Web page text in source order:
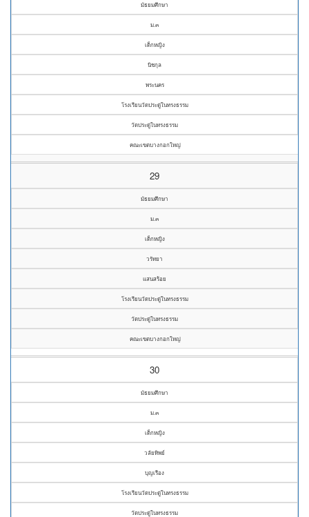
มัธยมศึกษา
ม.๓
เด็กหญิง
นิชกุล
พระนคร
โรงเรียนวัดประดู่ในทรงธรรม
วัดประดู่ในทรงธรรม
คณะเขตบางกอกใหญ่
29
มัธยมศึกษา
ม.๓
เด็กหญิง
วรัทยา
แสนสร้อย
โรงเรียนวัดประดู่ในทรงธรรม
วัดประดู่ในทรงธรรม
คณะเขตบางกอกใหญ่
30
มัธยมศึกษา
ม.๓
เด็กหญิง
วลัยทิพย์
บุญเรือง
โรงเรียนวัดประดู่ในทรงธรรม
วัดประดู่ในทรงธรรม